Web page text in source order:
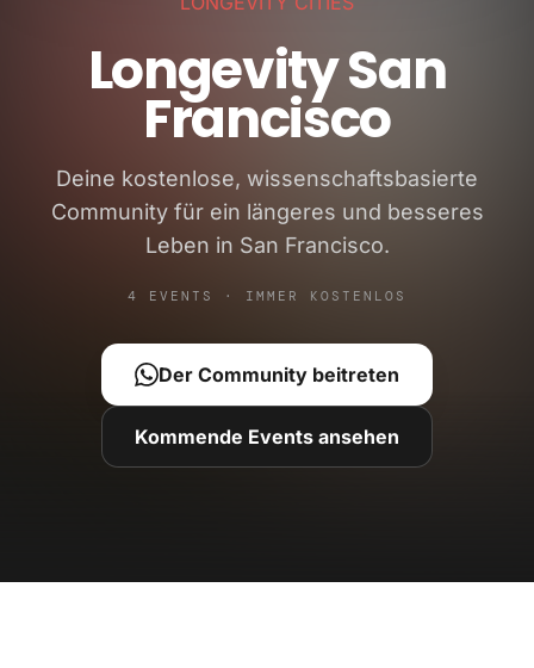
Longevity San
Francisco
Deine kostenlose, wissenschaftsbasierte
Community für ein längeres und besseres
Leben in San Francisco.
4 EVENTS · IMMER KOSTENLOS
Der Community beitreten
Kommende Events ansehen